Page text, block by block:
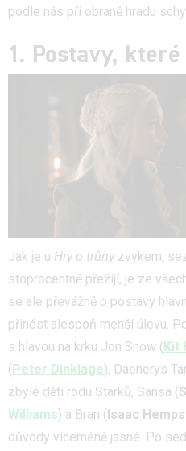
podle nás při obraně hradu
1. Postavy,
Jak je u Hry o trůny zvykem,
stoprocentně přežijí, je ze
se ale převážně o postavy
přinést alespoň menší úlevu.
s hlavou na krku Jon Snow (Kit
(Peter Dinklage), Daenerys
zbylé děti rodu Starků, Sansa (
Williams) a Bran (Isaac
důvody víceméně jasné. Po